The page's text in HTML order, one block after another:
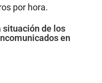
por hora.
situación de los
en